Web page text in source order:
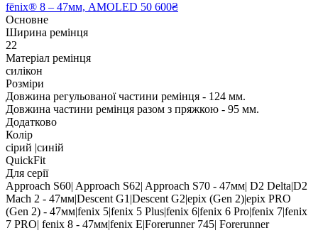
fēnix® 8 – 47мм, AMOLED 50 600₴
Основне
Ширина ремінця
22
Матеріал ремінця
силікон
Розміри
Довжина регульованої частини ремінця - 124 мм.
Довжина частини ремінця разом з пряжкою - 95 мм.
Додатково
Колір
сірий |синій
QuickFit
Для серії
Approach S60| Approach S62| Approach S70 - 47мм| D2 Delta|D2
Mach 2 - 47мм|Descent G1|Descent G2|epix (Gen 2)|epix PRO
(Gen 2) - 47мм|fenix 5|fenix 5 Plus|fenix 6|fenix 6 Pro|fenix 7|fenix
7 PRO| fenix 8 - 47мм|fenix E|Forerunner 745| Forerunner